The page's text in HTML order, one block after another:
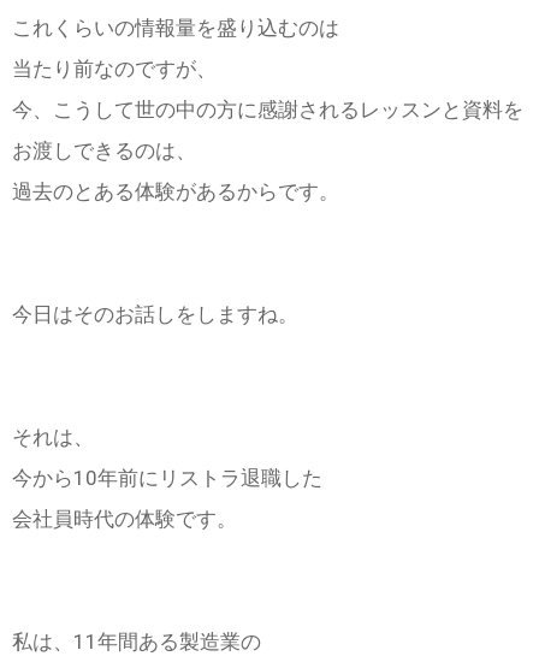
これくらいの情報量を盛り込むのは
当たり前なのですが、
今、こうして世の中の方に感謝されるレッスンと資料を
お渡しできるのは、
過去のとある体験があるからです。
今日はそのお話しをしますね。
それは、
今から10年前にリストラ退職した
会社員時代の体験です。
私は、11年間ある製造業の